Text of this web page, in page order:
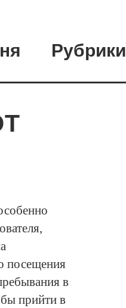
Рубрики
посещения
в
прийти в